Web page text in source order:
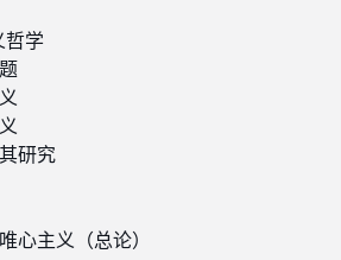
哲学
研究
心主义（总论）